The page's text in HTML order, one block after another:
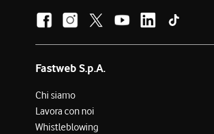
Fastweb S.p.A.
Chi siamo
Lavora con noi
Whistleblowing